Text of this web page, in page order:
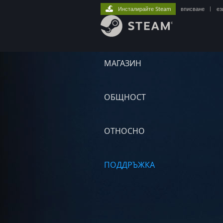
МАГАЗИН
ОБЩНОСТ
ОТНОСНО
ПОДДРЪЖКА
Инсталирайте Steam вписване